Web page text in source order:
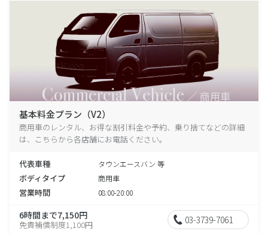
基本料金プラン（V2）
商用車のレンタル、お得な割引料金や予約、乗り捨てなどの詳細
は、こちらから各店舗にお電話ください。
代表車種 タウンエースバン 等
ボディタイプ 商用車
営業時間 08:00-20:00
6時間まで7,150円
免責補償制度1,100円 03-3739-7061